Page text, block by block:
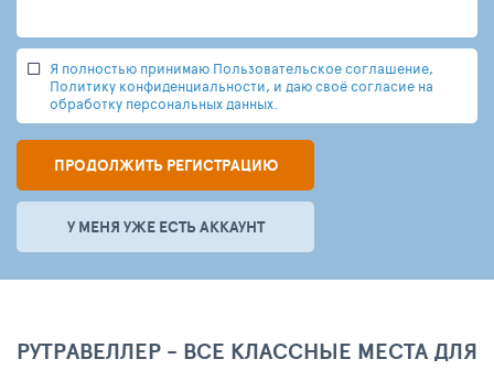
Я полностью принимаю Пользовательское соглашение,
Политику конфиденциальности, и даю своё согласие на
обработку персональных данных.
ПРОДОЛЖИТЬ РЕГИСТРАЦИЮ
У МЕНЯ УЖЕ ЕСТЬ АККАУНТ
РУТРАВЕЛЛЕР - ВСЕ КЛАССНЫЕ МЕСТА ДЛЯ